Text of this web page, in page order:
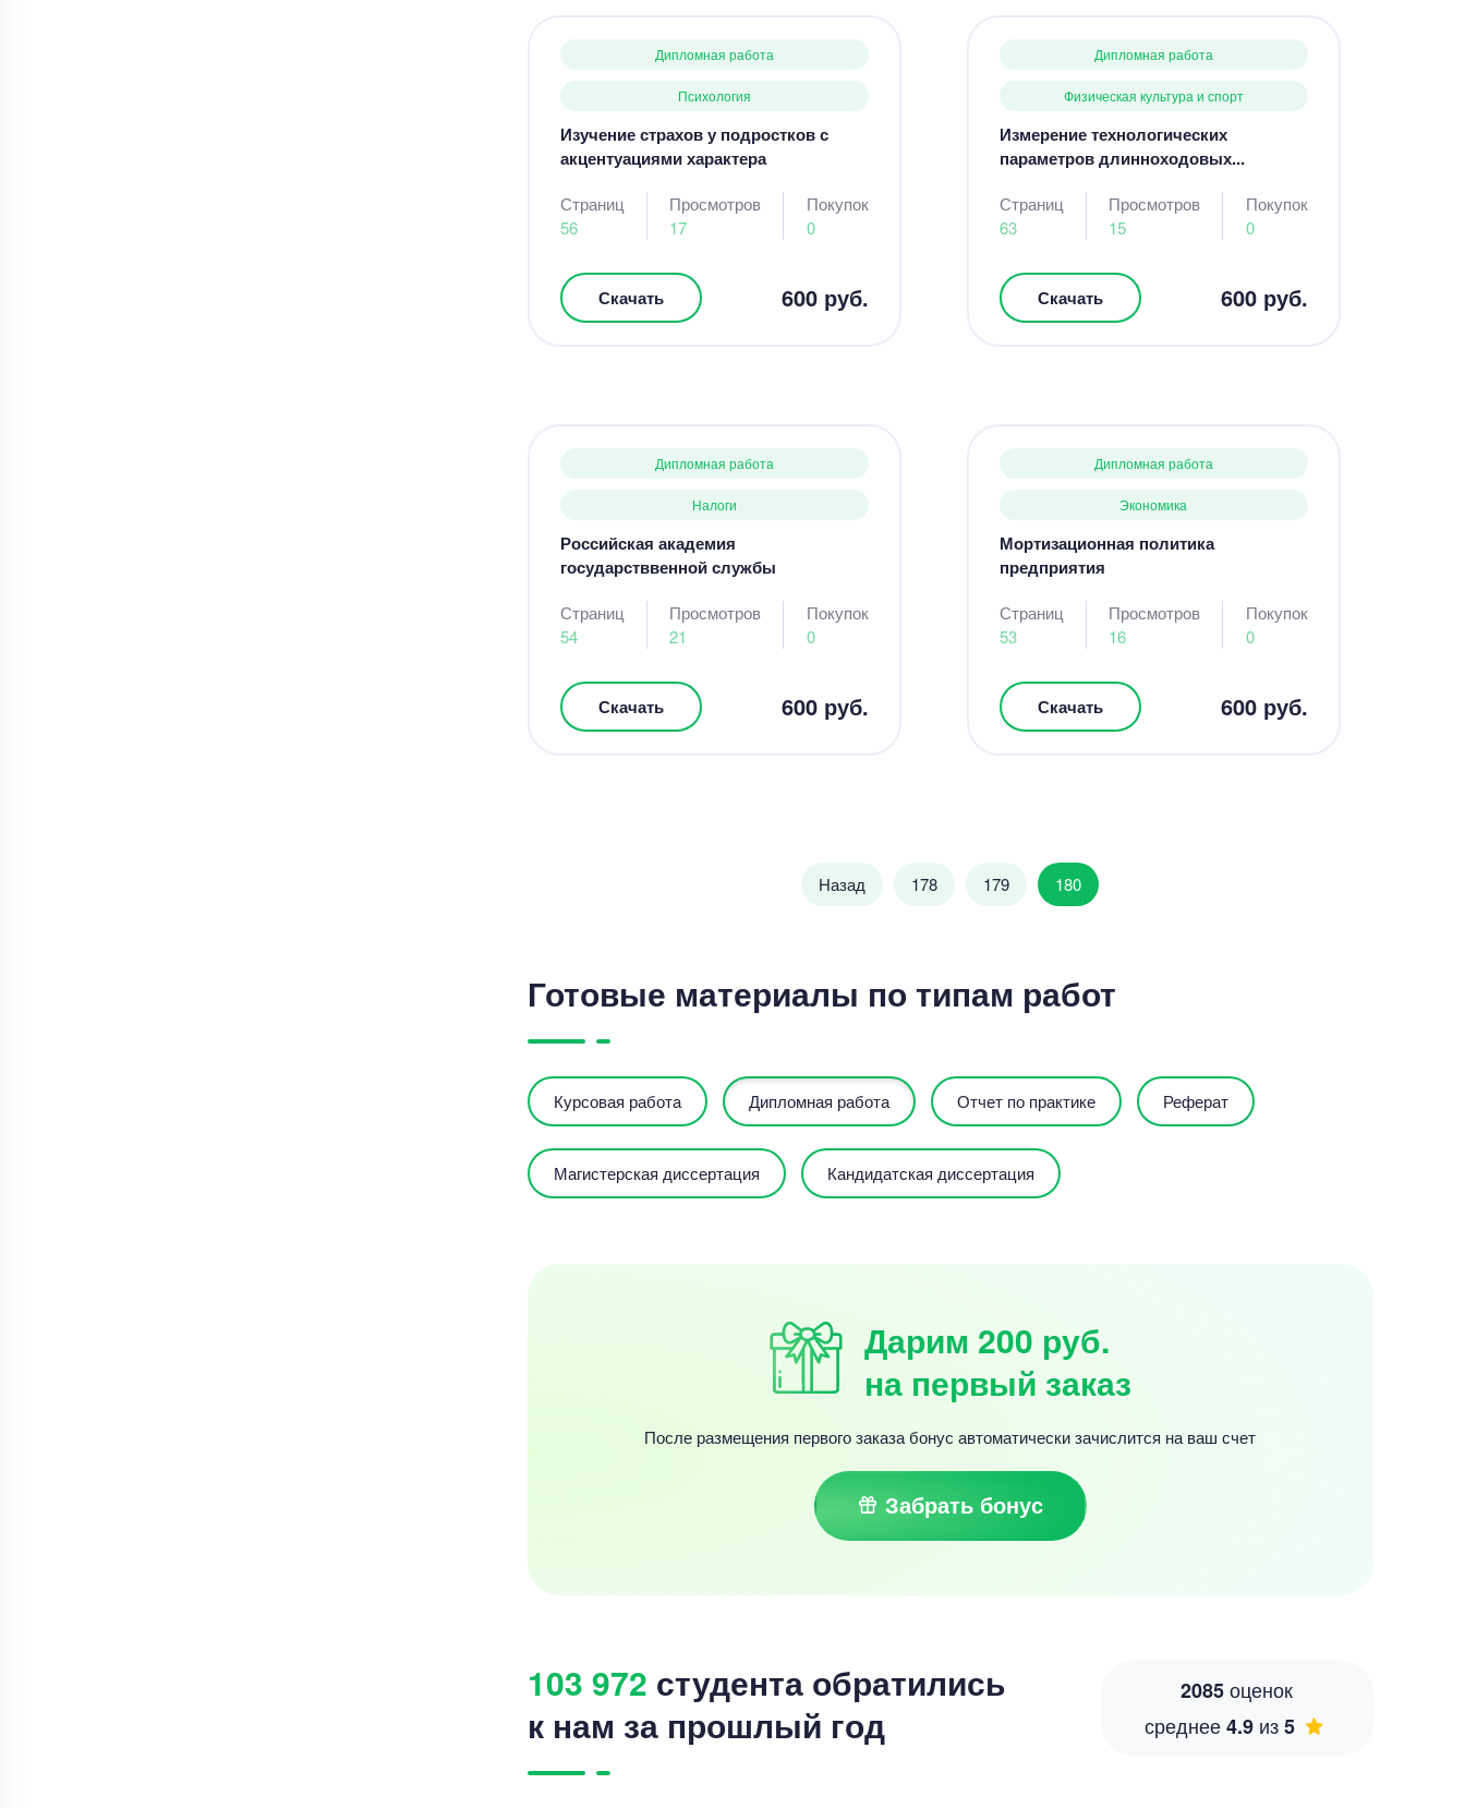
Дипломная работа
Психология
Изучение страхов у подростков с
акцентуациями характера
Страниц
56
Просмотров
17
Покупок
0
Скачать 600 руб.
Дипломная работа
Физическая культура и спорт
Измерение технологических
параметров длинноходовых...
Страниц
63
Просмотров
15
Покупок
0
Скачать 600 руб.
Дипломная работа
Налоги
Российская академия
государстввенной службы
Страниц
54
Просмотров
21
Покупок
0
Скачать 600 руб.
Дипломная работа
Экономика
Мортизационная политика
предприятия
Страниц
53
Просмотров
16
Покупок
0
Скачать 600 руб.
Назад 178 179 180
Готовые материалы по типам работ
Курсовая работа Дипломная работа Отчет по практике Реферат
Магистерская диссертация Кандидатская диссертация
Дарим 200 руб.
на первый заказ
После размещения первого заказа бонус автоматически зачислится на ваш счет
Забрать бонус
103 972 студента обратились
к нам за прошлый год
2085оценок
среднее4.9из5